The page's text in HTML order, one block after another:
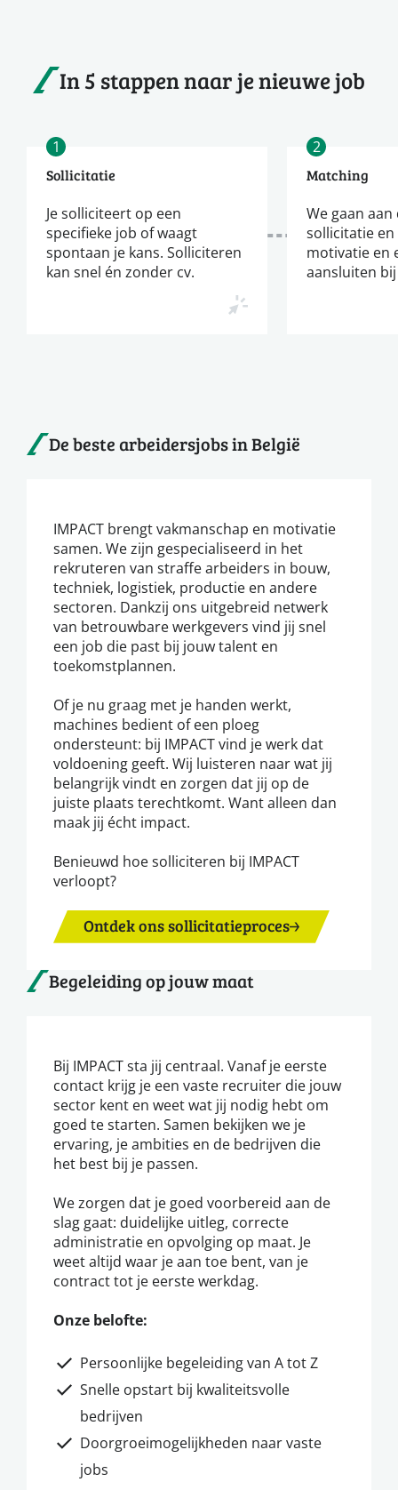
In 5 stappen naar je nieuwe job
1
Sollicitatie
Je solliciteert op een
specifieke job of waagt
spontaan je kans. Solliciteren
kan snel én zonder cv.
2
Matching
We gaan
sollicitatie
motivatie en
aansluiten
De beste arbeidersjobs in België
IMPACT brengt vakmanschap en motivatie
samen. We zijn gespecialiseerd in het
rekruteren van straffe arbeiders in bouw,
techniek, logistiek, productie en andere
sectoren. Dankzij ons uitgebreid netwerk
van betrouwbare werkgevers vind jij snel
een job die past bij jouw talent en
toekomstplannen.
Of je nu graag met je handen werkt,
machines bedient of een ploeg
ondersteunt: bij IMPACT vind je werk dat
voldoening geeft. Wij luisteren naar wat jij
belangrijk vindt en zorgen dat jij op de
juiste plaats terechtkomt. Want alleen dan
maak jij écht impact.
Benieuwd hoe solliciteren bij IMPACT
verloopt?
Ontdek ons sollicitatieproces
Begeleiding op jouw maat
Bij IMPACT sta jij centraal. Vanaf je eerste
contact krijg je een vaste recruiter die jouw
sector kent en weet wat jij nodig hebt om
goed te starten. Samen bekijken we je
ervaring, je ambities en de bedrijven die
het best bij je passen.
We zorgen dat je goed voorbereid aan de
slag gaat: duidelijke uitleg, correcte
administratie en opvolging op maat. Je
weet altijd waar je aan toe bent, van je
contract tot je eerste werkdag.
Onze belofte:
Persoonlijke begeleiding van A tot Z
Snelle opstart bij kwaliteitsvolle
bedrijven
Doorgroeimogelijkheden naar vaste
jobs